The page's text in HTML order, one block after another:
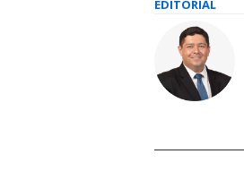
EDITORIAL